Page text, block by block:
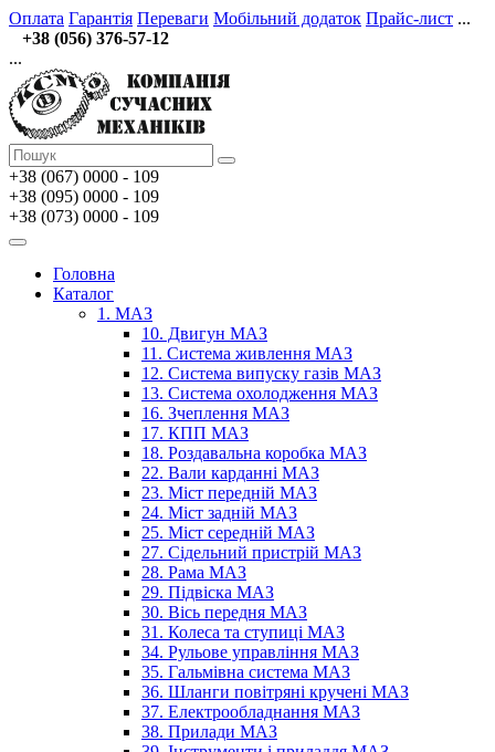
Оплата Гарантія Переваги Мобільний додаток Прайс-лист ...
+38 (056) 376-57-12
...
+38 (067) 0000 - 109
+38 (095) 0000 - 109
+38 (073) 0000 - 109
Головна
Каталог
1. МАЗ
10. Двигун МАЗ
11. Система живлення МАЗ
12. Система випуску газів МАЗ
13. Система охолодження МАЗ
16. Зчеплення МАЗ
17. КПП МАЗ
18. Роздавальна коробка МАЗ
22. Вали карданні МАЗ
23. Міст передній МАЗ
24. Міст задній МАЗ
25. Міст середній МАЗ
27. Сідельний пристрій МАЗ
28. Рама МАЗ
29. Підвіска МАЗ
30. Вісь передня МАЗ
31. Колеса та ступиці МАЗ
34. Рульове управління МАЗ
35. Гальмівна система МАЗ
36. Шланги повітряні кручені МАЗ
37. Електрообладнання МАЗ
38. Прилади МАЗ